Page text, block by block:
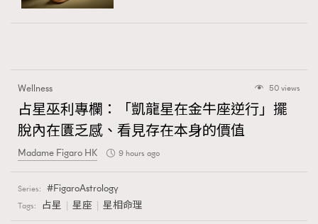
Wellness 50 views
占星巫利專欄：「凱龍星在金牛座逆行」擺
脫內在匱乏感、看見存在本身的價值
Madame Figaro HK 9 hours ago
Series: FigaroAstrology
Tags: 占星 星座 星相命理